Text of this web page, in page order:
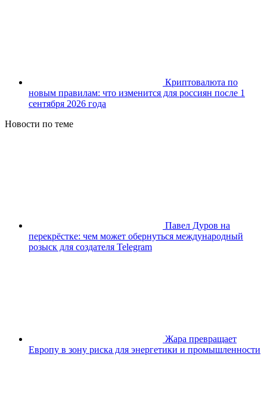
Криптовалюта по
новым правилам: что изменится для россиян после 1
сентября 2026 года
Новости по теме
Павел Дуров на
перекрёстке: чем может обернуться международный
розыск для создателя Telegram
Жара превращает
Европу в зону риска для энергетики и промышленности